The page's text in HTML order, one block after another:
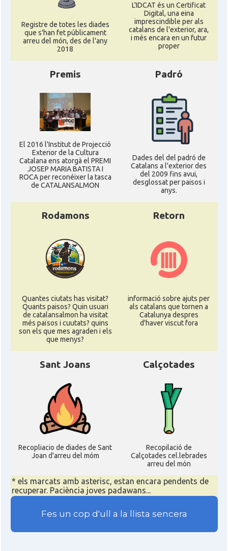
Registre de totes les diades
que s'han fet públicament
arreu del món, des de l'any
2018
L'IDCAT és un Certificat
Digital, una eina
imprescindible per als
catalans de l'exterior, ara,
i més encara en un futur
proper
Premis
El 2016 l'Institut de Projecció
Exterior de la Cultura
Catalana ens atorgà el PREMI
JOSEP MARIA BATISTA I
ROCA per reconéixer la tasca
de CATALANSALMON
Padró
Dades del del padró de
Catalans a l'exterior des
del 2009 fins avui,
desglossat per paisos i
anys.
Rodamons
Quantes ciutats has visitat?
Quants paisos? Quin usuari
de catalansalmon ha visitat
més països i cuutats? quins
son els que mes agraden i els
que menys?
Retorn
informació sobre ajuts per
als catalans que tornen a
Catalunya despres
d'haver viscut fora
Sant Joans
Recopliacio de diades de Sant
Joan d'arreu del móm
Calçotades
Recopilació de
Calçotades cel.lebrades
arreu del món
* els marcats amb asterisc, estan encara pendents de
recuperar. Paciència joves padawans...
Fes un cop d'ull a la llista sencera